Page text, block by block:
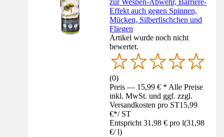
zur Wespen-Abwehr, Barriere-
Effekt auch gegen Spinnen,
Mücken, Silberfischchen und
Fliegen
Artikel wurde noch nicht
bewertet.
(0)
Preis — 15,99 € * Alle Preise
inkl. MwSt. und ggf. zzgl.
Versandkosten pro ST15,99
€*/ ST
Entspricht 31,98 € pro l(31,98
€/ l)